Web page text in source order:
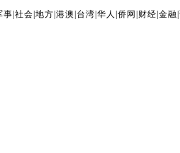
事 |社会 |地方 |港澳 台湾 |华人 |侨网 财经 |金融 |